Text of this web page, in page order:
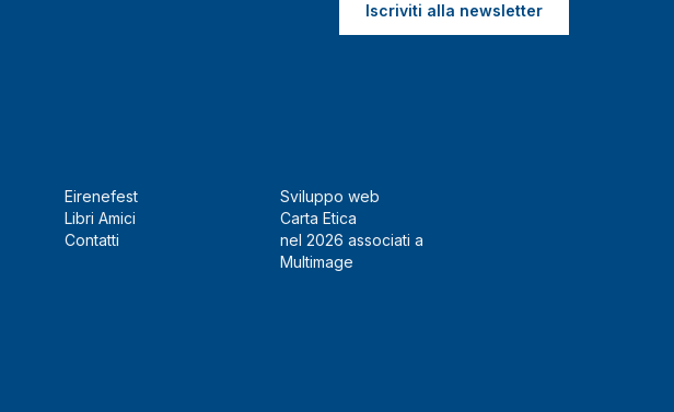
Iscriviti alla newsletter
Eirenefest
Libri Amici
Contatti
Sviluppo web
Carta Etica
nel 2026 associati a
Multimage